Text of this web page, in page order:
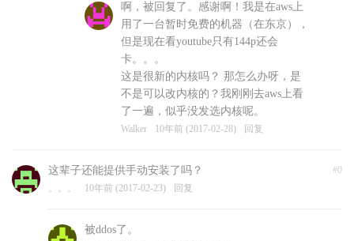
啊，被回复了。感谢啊！我是在aws上
用了一台暂时免费的机器（在东京），
但是现在看youtube只有144p还会
卡。。。
这是很新的内核吗？ 那怎么办呀，是
不是可以改内核的？我刚刚去aws上看
了一遍，似乎没发选内核呢。
Walker 10年前 (2017-02-28) 回复
#0
这辈子还能提供手动安装了吗？
。。。 10年前 (2017-02-23) 回复
被ddos了。